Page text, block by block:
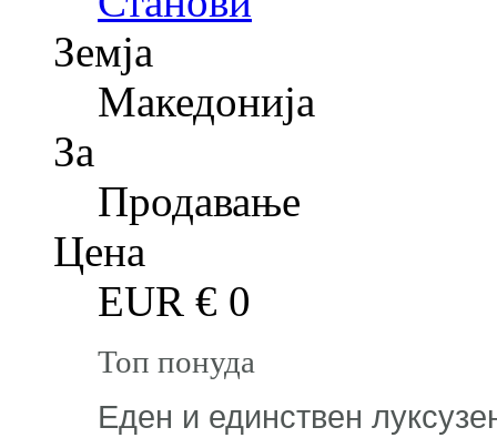
Земја
Македонија
За
Продавање
Цена
EUR € 0
Топ понуда
Еден и единствен